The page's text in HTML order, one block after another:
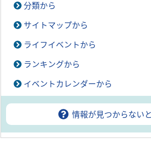
分類から
サイトマップから
ライフイベントから
ランキングから
イベントカレンダーから
情報が見つからない